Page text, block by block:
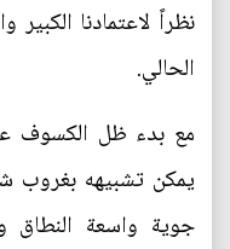
نظراً لاعتمادنا الكبير
الحالي.
مع بدء ظل الكسوف
يمكن تشبيهه
جوية واسعة النطاق